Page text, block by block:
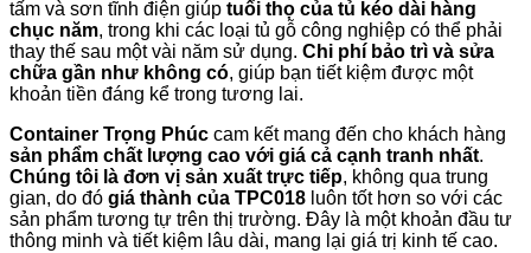
tấm và sơn tĩnh điện giúp tuổi thọ của tủ kéo dài hàng
chục năm, trong khi các loại tủ gỗ công nghiệp có thể phải
thay thế sau một vài năm sử dụng. Chi phí bảo trì và sửa
chữa gần như không có, giúp bạn tiết kiệm được một
khoản tiền đáng kể trong tương lai.
Container Trọng Phúc cam kết mang đến cho khách hàng
sản phẩm chất lượng cao với giá cả cạnh tranh nhất.
Chúng tôi là đơn vị sản xuất trực tiếp, không qua trung
gian, do đó giá thành của TPC018 luôn tốt hơn so với các
sản phẩm tương tự trên thị trường. Đây là một khoản đầu tư
thông minh và tiết kiệm lâu dài, mang lại giá trị kinh tế cao.